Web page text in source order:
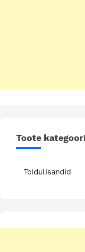
Toote
Toidulisandid